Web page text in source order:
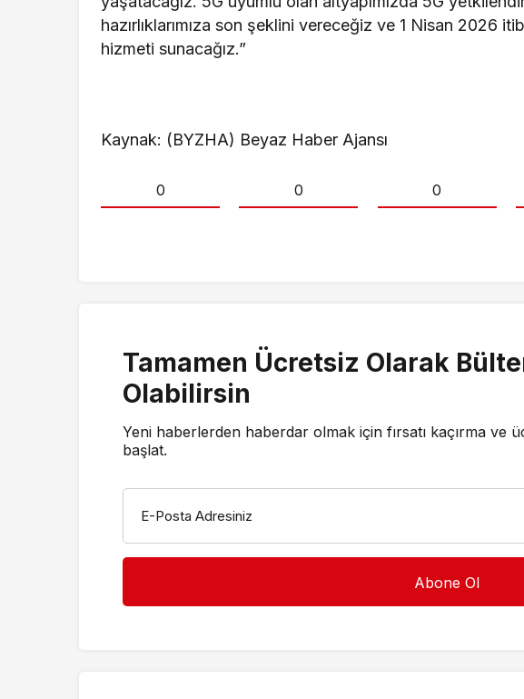
hazırlıklarımıza son şeklini vereceğiz ve 1 Nisan 2026
hizmeti sunacağız.”
Kaynak: (BYZHA) Beyaz Haber Ajansı
0 0 0
Tamamen Ücretsiz Olarak
Olabilirsin
Yeni haberlerden haberdar olmak için fırsatı kaçırma ve
başlat.
E-Posta Adresiniz